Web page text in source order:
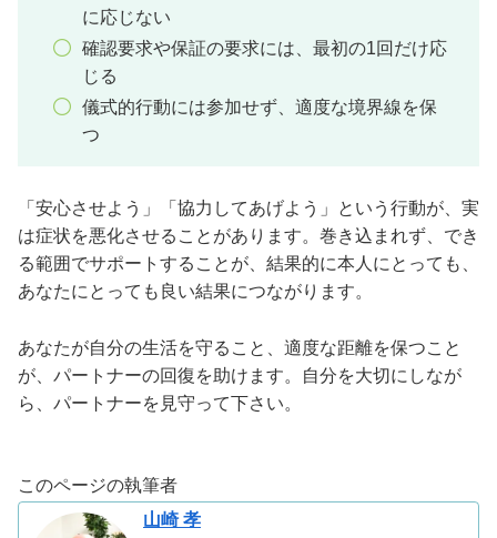
に応じない
確認要求や保証の要求には、最初の1回だけ応
じる
儀式的行動には参加せず、適度な境界線を保
つ
「安心させよう」「協力してあげよう」という行動が、実
は症状を悪化させることがあります。巻き込まれず、でき
る範囲でサポートすることが、結果的に本人にとっても、
あなたにとっても良い結果につながります。
あなたが自分の生活を守ること、適度な距離を保つこと
が、パートナーの回復を助けます。自分を大切にしなが
ら、パートナーを見守って下さい。
このページの執筆者
山崎 孝